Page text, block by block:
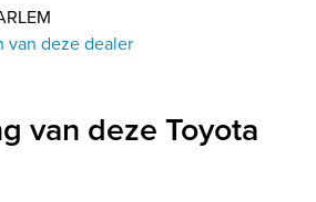
van deze dealer
van deze Toyota